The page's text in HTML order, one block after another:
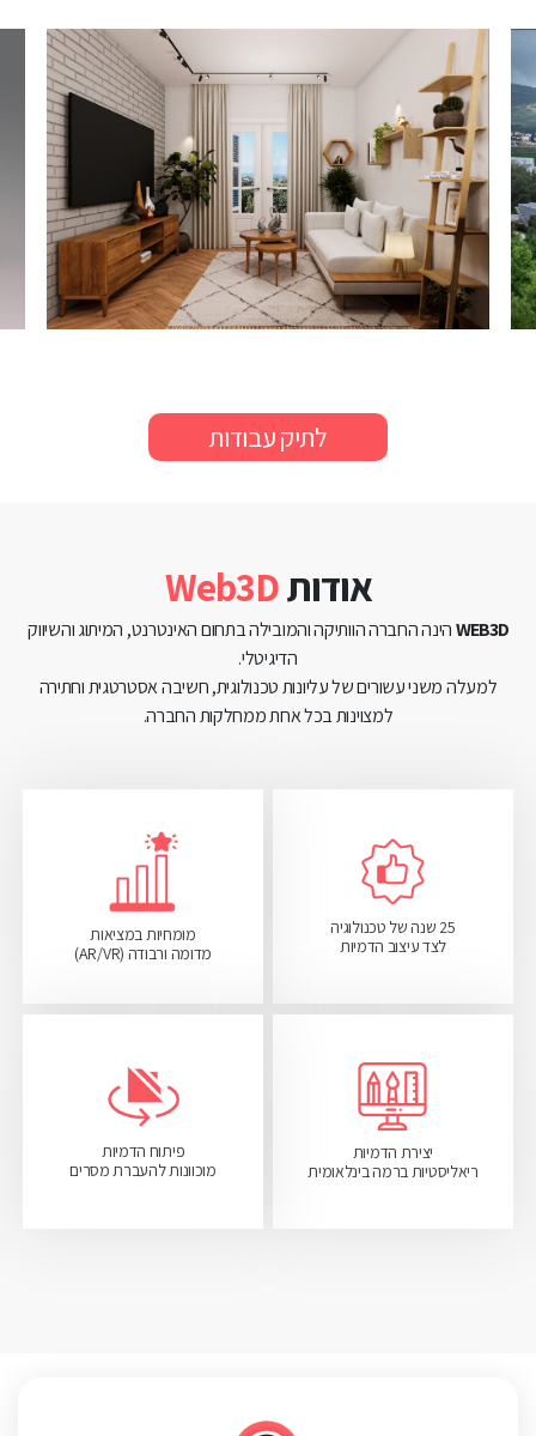
לתיק עבודות
אודותWeb3D
WEB3Dהינה החברה הוותיקה והמובילה בתחום האינטרנט, המיתוג והשיווק
הדיגיטלי.
למעלה משני עשורים של עליונות טכנולוגית, חשיבה אסטרטגית וחתירה
למצוינות בכל אחת ממחלקות החברה.
25 שנה של טכנולוגיה
לצד עיצוב הדמיות
מומחיות במציאות
מדומה ורבודה (AR/VR)
יצירת הדמיות
ריאליסטיות ברמה בינלאומית
פיתוח הדמיות
מוכוונות להעברת מסרים